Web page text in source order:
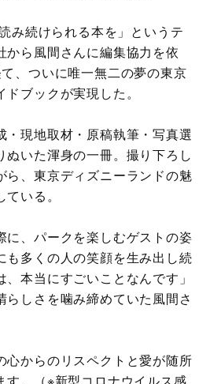
み続けられる本を」というテ
から風間さんに編集協力を依
、ついに唯一無二の夢の東京
ブックが実現した。
・現地取材・原稿執筆・写真選
ぬいた渾身の一冊。撮り下ろし
ら、東京ディズニーランドの魅
いる。
に、パークを楽しむゲストの姿
も多くの人の笑顔を生み出し続
本当にすごいことなんです」
らしさを噛み締めていた風間さ
心からのリスペクトと愛が随所
す。（※新型コロナウイルス感